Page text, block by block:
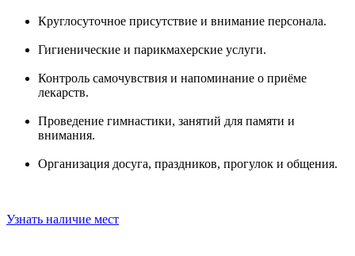
Круглосуточное присутствие и внимание персонала.
Гигиенические и парикмахерские услуги.
Контроль самочувствия и напоминание о приёме
лекарств.
Проведение гимнастики, занятий для памяти и
внимания.
Организация досуга, праздников, прогулок и общения.
Узнать наличие мест